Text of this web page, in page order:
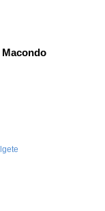
Macondo